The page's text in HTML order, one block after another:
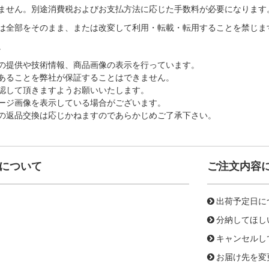
ん。別途消費税およびお支払方法に応じた手数料が必要になります
部をそのまま、または改変して利用・転載・転用することを禁じま
供や技術情報、商品画像の表示を行っています。
ことを弊社が保証することはできません。
て頂きますようお願いいたします。
画像を表示している場合がございます。
品交換は応じかねますのであらかじめご了承下さい。
ついて ご注文内容
出荷予定日に
分納してほし
キャンセルし
お届け先を